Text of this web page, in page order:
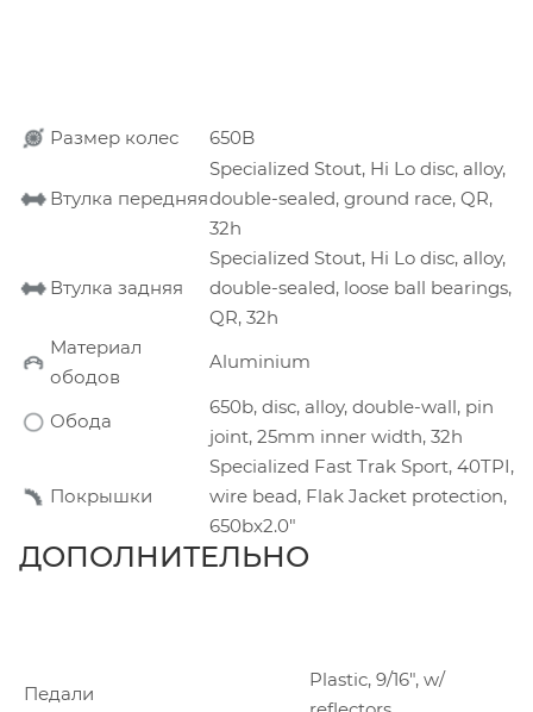
Размер колес 650B
Втулка передняя
Specialized Stout, Hi Lo disc, alloy,
double-sealed, ground race, QR,
32h
Втулка задняя
Specialized Stout, Hi Lo disc, alloy,
double-sealed, loose ball bearings,
QR, 32h
Материал
ободов
Aluminium
Обода
650b, disc, alloy, double-wall, pin
joint, 25mm inner width, 32h
Покрышки
Specialized Fast Trak Sport, 40TPI,
wire bead, Flak Jacket protection,
650bx2.0"
ДОПОЛНИТЕЛЬНО
Педали
Plastic, 9/16", w/